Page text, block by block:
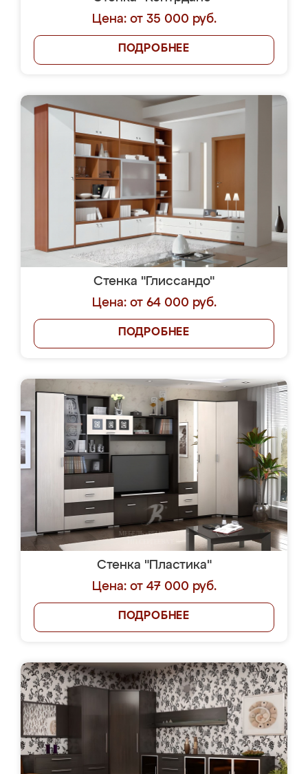
Цена: от 35 000 руб.
ПОДРОБНЕЕ
Стенка "Глиссандо"
Цена: от 64 000 руб.
ПОДРОБНЕЕ
Стенка "Пластика"
Цена: от 47 000 руб.
ПОДРОБНЕЕ